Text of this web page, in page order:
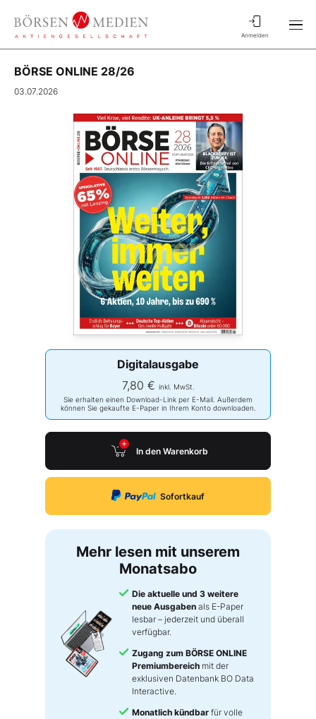
Anmelden
BÖRSE ONLINE 28/26
03.07.2026
Digitalausgabe
7,80 € inkl. MwSt.
Sie erhalten einen Download-Link per E-Mail. Außerdem
können Sie gekaufte E-Paper in Ihrem Konto downloaden.
In den Warenkorb
Sofortkauf
Mehr lesen mit unserem
Monatsabo
Die aktuelle und 3 weitere
neue Ausgaben als E-Paper
lesbar – jederzeit und überall
verfügbar.
Zugang zum BÖRSE ONLINE
Premiumbereich mit der
exklusiven Datenbank BO Data
Interactive.
Monatlich kündbar für volle